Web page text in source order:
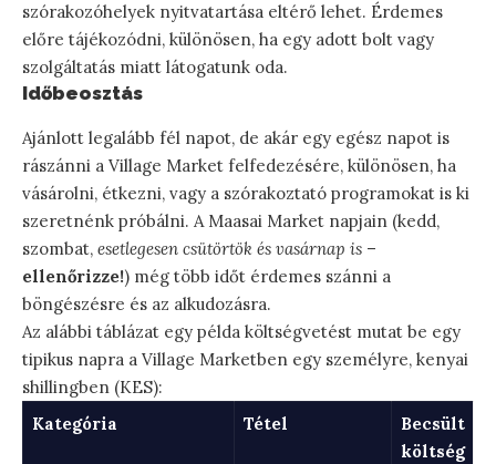
szórakozóhelyek nyitvatartása eltérő lehet. Érdemes
előre tájékozódni, különösen, ha egy adott bolt vagy
szolgáltatás miatt látogatunk oda.
Időbeosztás
Ajánlott legalább fél napot, de akár egy egész napot is
rászánni a Village Market felfedezésére, különösen, ha
vásárolni, étkezni, vagy a szórakoztató programokat is ki
szeretnénk próbálni. A Maasai Market napjain (kedd,
szombat, esetlegesen csütörtök és vasárnap is –
ellenőrizze!) még több időt érdemes szánni a
böngészésre és az alkudozásra.
Az alábbi táblázat egy példa költségvetést mutat be egy
tipikus napra a Village Marketben egy személyre, kenyai
shillingben (KES):
Kategória
Tétel
Becsült
költség